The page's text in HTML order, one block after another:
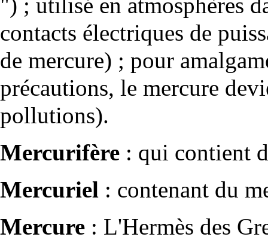
contacts électriques de
de mercure) ; pour
précautions, le mercure
pollutions).
Mercurifère : qui contient
Mercuriel : contenant du
Mercure : L'Hermès des